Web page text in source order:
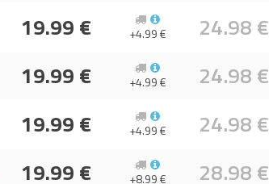
19.99 € 24.98 €
+4.99 €
19.99 € 24.98 €
+4.99 €
19.99 € 24.98 €
+4.99 €
19.99 € 28.98 €
+8.99 €